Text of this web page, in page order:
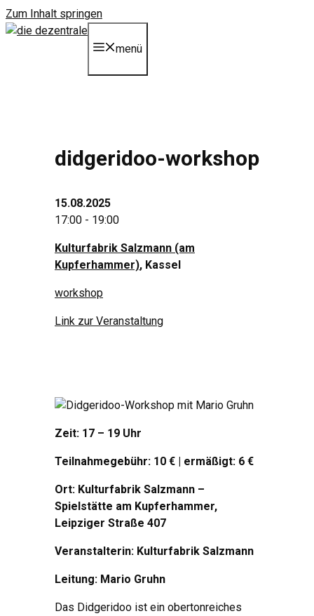
Zum Inhalt springen
menü
didgeridoo-workshop
15.08.2025
17:00 - 19:00
Kulturfabrik Salzmann (am
Kupferhammer), Kassel
workshop
Link zur Veranstaltung
Zeit: 17 – 19 Uhr
Teilnahmegebühr: 10 € | ermäßigt: 6 €
Ort: Kulturfabrik Salzmann –
Spielstätte am Kupferhammer,
Leipziger Straße 407
Veranstalterin: Kulturfabrik Salzmann
Leitung: Mario Gruhn
Das Didgeridoo ist ein obertonreiches